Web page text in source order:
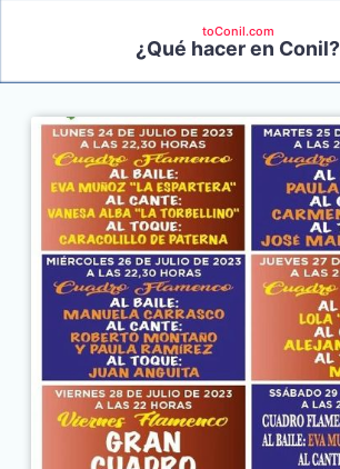
toConil.com
¿Qué hacer en Conil?